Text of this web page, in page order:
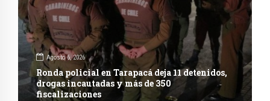
Agosto 6, 2026
Ronda policial en Tarapacá deja 11 detenidos,
drogas incautadas y más de 350
fiscalizaciones